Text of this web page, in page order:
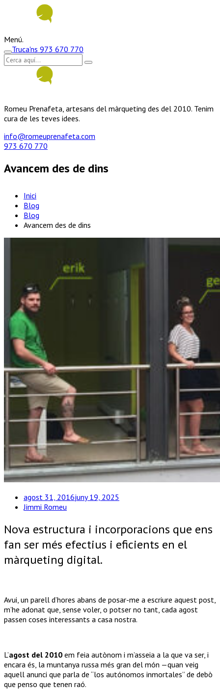
Menú.
Truca'ns 973 670 770
Romeu Prenafeta, artesans del màrqueting des del 2010. Tenim
cura de les teves idees.
info@romeuprenafeta.com
973 670 770
Avancem des de dins
Inici
Blog
Blog
Avancem des de dins
agost 31, 2016juny 19, 2025
Jimmi Romeu
Nova estructura i incorporacions que ens
fan ser més efectius i eficients en el
màrqueting digital.
Avui, un parell d’hores abans de posar-me a escriure aquest post,
m’he adonat que, sense voler, o potser no tant, cada agost
passen coses interessants a casa nostra.
L’agost del 2010 em feia autònom i m’asseia a la que va ser, i
encara és, la muntanya russa més gran del món —quan veig
aquell anunci que parla de “los autónomos inmortales” de debò
que penso que tenen raó.